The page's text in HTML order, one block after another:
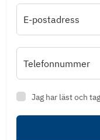
E-postadress
Telefonnummer
Jag har läst och